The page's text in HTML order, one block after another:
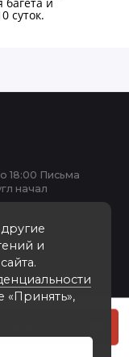
суток.
и
«Принять»,
18:00 Письма
начал